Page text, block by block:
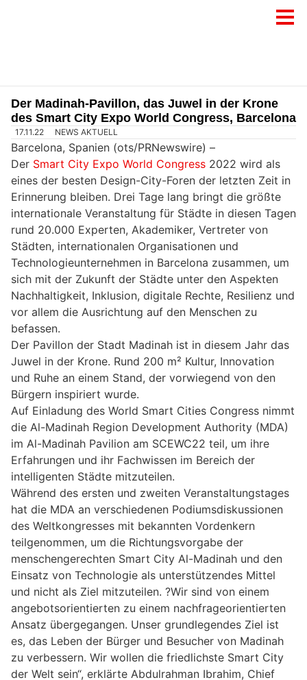
Der Madinah-Pavillon, das Juwel in der Krone
des Smart City Expo World Congress, Barcelona
17.11.22 NEWS AKTUELL
Barcelona, Spanien (ots/PRNewswire) –
Der Smart City Expo World Congress 2022 wird als
eines der besten Design-City-Foren der letzten Zeit in
Erinnerung bleiben. Drei Tage lang bringt die größte
internationale Veranstaltung für Städte in diesen Tagen
rund 20.000 Experten, Akademiker, Vertreter von
Städten, internationalen Organisationen und
Technologieunternehmen in Barcelona zusammen, um
sich mit der Zukunft der Städte unter den Aspekten
Nachhaltigkeit, Inklusion, digitale Rechte, Resilienz und
vor allem die Ausrichtung auf den Menschen zu
befassen.
Der Pavillon der Stadt Madinah ist in diesem Jahr das
Juwel in der Krone. Rund 200 m² Kultur, Innovation
und Ruhe an einem Stand, der vorwiegend von den
Bürgern inspiriert wurde.
Auf Einladung des World Smart Cities Congress nimmt
die Al-Madinah Region Development Authority (MDA)
im Al-Madinah Pavilion am SCEWC22 teil, um ihre
Erfahrungen und ihr Fachwissen im Bereich der
intelligenten Städte mitzuteilen.
Während des ersten und zweiten Veranstaltungstages
hat die MDA an verschiedenen Podiumsdiskussionen
des Weltkongresses mit bekannten Vordenkern
teilgenommen, um die Richtungsvorgabe der
menschengerechten Smart City Al-Madinah und den
Einsatz von Technologie als unterstützendes Mittel
und nicht als Ziel mitzuteilen. ?Wir sind von einem
angebotsorientierten zu einem nachfrageorientierten
Ansatz übergegangen. Unser grundlegendes Ziel ist
es, das Leben der Bürger und Besucher von Madinah
zu verbessern. Wir wollen die friedlichste Smart City
der Welt sein“, erklärte Abdulrahman Ibrahim, Chief